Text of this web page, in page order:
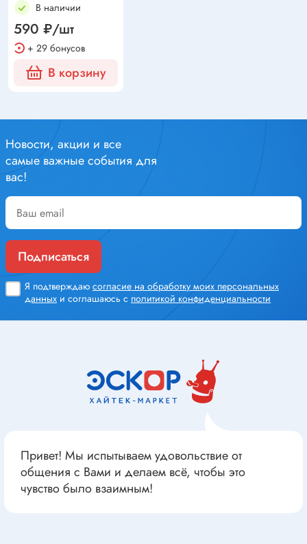
В наличии
590 ₽/шт
+ 29 бонусов
В корзину
Новости, акции и все
самые важные события для
вас!
Подписаться
Я подтверждаю согласие на обработку моих персональных
данных и соглашаюсь с политикой конфиденциальности
Привет! Мы испытываем удовольствие от
общения с Вами и делаем всё, чтобы это
чувство было взаимным!